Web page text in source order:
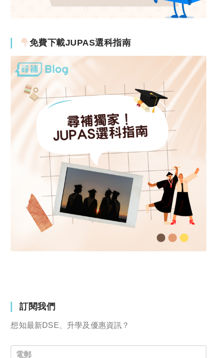
免費下載JUPAS選科指南
訂閱我們
想知最新DSE、升學及優惠資訊？